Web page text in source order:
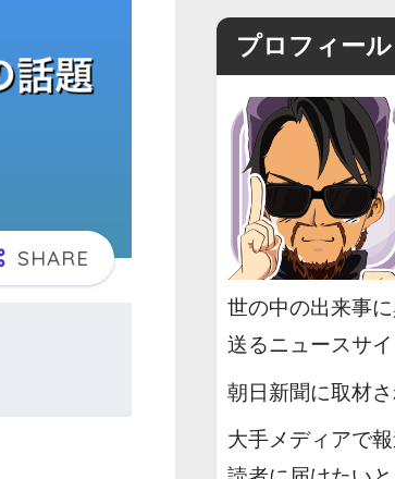
プロフィール
世の中の出来事
送るニュースサイ
朝日新聞に取材さ
大手メディアで